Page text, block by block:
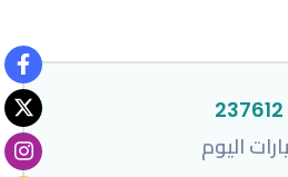
237612
اليوم